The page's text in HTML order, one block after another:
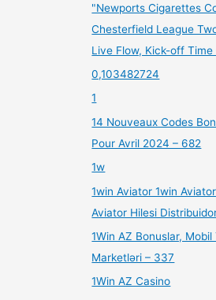
"Newports Cigarettes
Chesterfield League
Live Flow, Kick-off Time
0,103482724
1
14 Nouveaux Codes
Pour Avril 2024 – 682
1w
1win Aviator 1win
Aviator Hilesi
1Win AZ Bonuslar,
Marketləri – 337
1Win AZ Casino